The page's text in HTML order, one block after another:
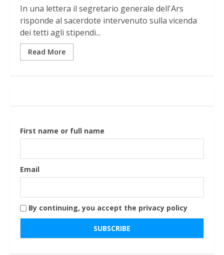
In una lettera il segretario generale dell'Ars
risponde al sacerdote intervenuto sulla vicenda
dei tetti agli stipendi...
Read More
First name or full name
Email
By continuing, you accept the privacy policy